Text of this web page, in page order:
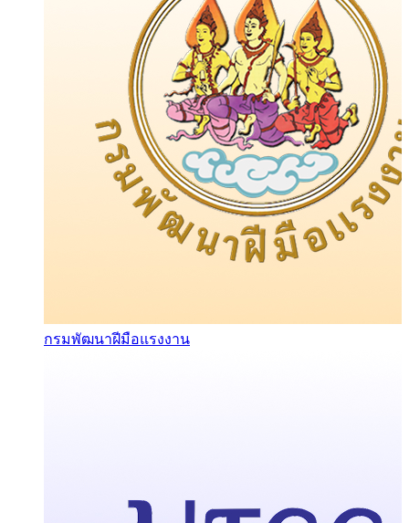
กรมพัฒนาฝีมือแรงงาน